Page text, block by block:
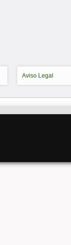
Aviso Legal